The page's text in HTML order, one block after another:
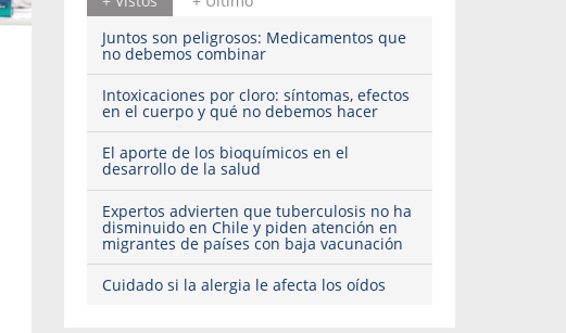
Juntos son peligrosos: Medicamentos que
no debemos combinar
Intoxicaciones por cloro: síntomas, efectos
en el cuerpo y qué no debemos hacer
El aporte de los bioquímicos en el
desarrollo de la salud
Expertos advierten que tuberculosis no ha
disminuido en Chile y piden atención en
migrantes de países con baja vacunación
Cuidado si la alergia le afecta los oídos